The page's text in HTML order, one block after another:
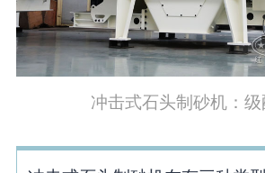
冲击式石头制砂机：